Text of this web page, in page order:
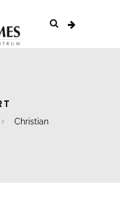
Christian